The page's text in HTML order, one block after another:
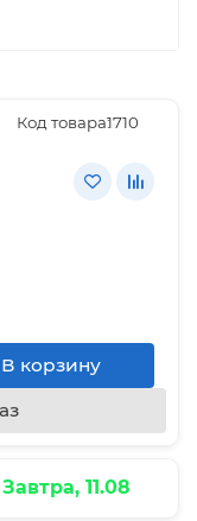
Код товара:1710
В корзину
Завтра, 11.08